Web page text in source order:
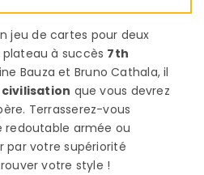
jeu de cartes pour deux
à succès 7th
Bauza et Bruno Cathala, il
civilisation que vous devrez
Terrasserez-vous
redoutable armée ou
par votre supériorité
votre style !